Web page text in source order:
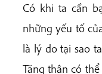
Có khi ta cần
những yếu tố
là lý do tại sao
Tăng thân có